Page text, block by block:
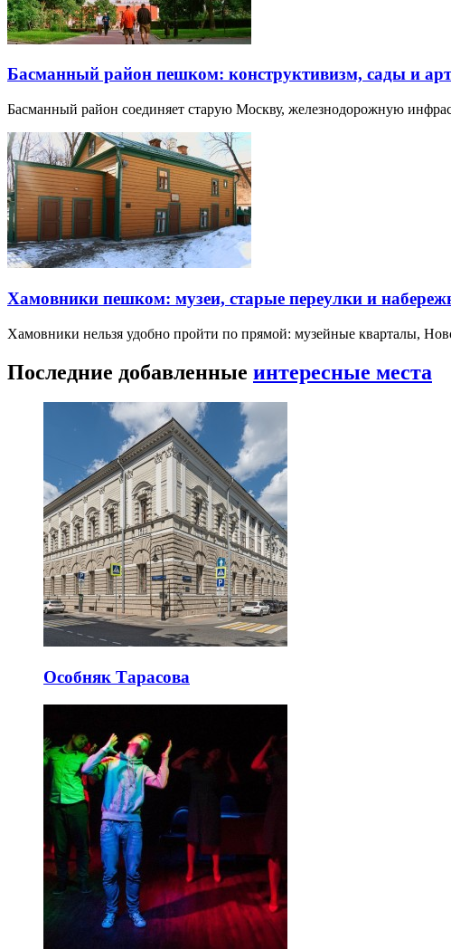
Басманный район пешком: конструктивизм, сады и
Басманный район соединяет старую Москву, железнодорожную
Хамовники пешком: музеи, старые переулки и
Хамовники нельзя удобно пройти по прямой: музейные кварталы,
Последние добавленные интересные места
Особняк Тарасова